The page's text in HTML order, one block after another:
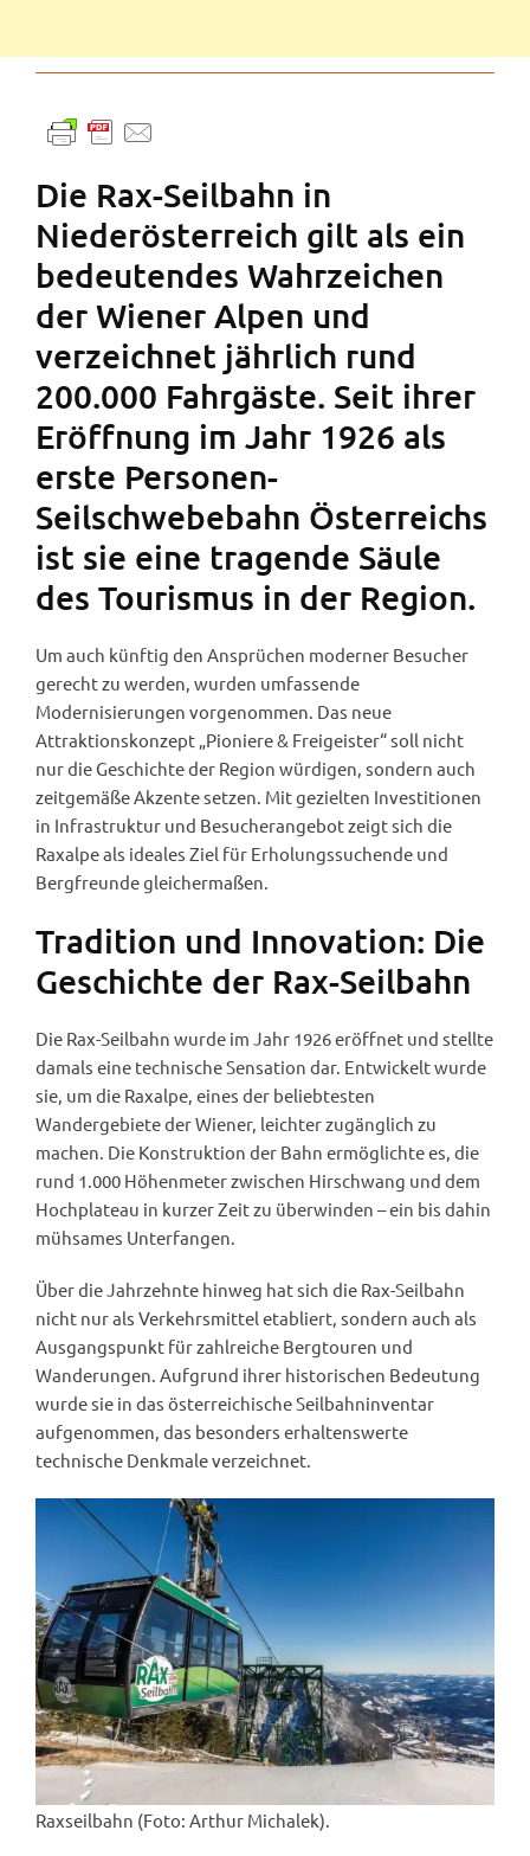
Die Rax-Seilbahn in
Niederösterreich gilt als ein
bedeutendes Wahrzeichen
der Wiener Alpen und
verzeichnet jährlich rund
200.000 Fahrgäste. Seit ihrer
Eröffnung im Jahr 1926 als
erste Personen-
Seilschwebebahn Österreichs
ist sie eine tragende Säule
des Tourismus in der Region.
Um auch künftig den Ansprüchen moderner Besucher
gerecht zu werden, wurden umfassende
Modernisierungen vorgenommen. Das neue
Attraktionskonzept „Pioniere & Freigeister“ soll nicht
nur die Geschichte der Region würdigen, sondern auch
zeitgemäße Akzente setzen. Mit gezielten Investitionen
in Infrastruktur und Besucherangebot zeigt sich die
Raxalpe als ideales Ziel für Erholungssuchende und
Bergfreunde gleichermaßen.
Tradition und Innovation: Die
Geschichte der Rax-Seilbahn
Die Rax-Seilbahn wurde im Jahr 1926 eröffnet und stellte
damals eine technische Sensation dar. Entwickelt wurde
sie, um die Raxalpe, eines der beliebtesten
Wandergebiete der Wiener, leichter zugänglich zu
machen. Die Konstruktion der Bahn ermöglichte es, die
rund 1.000 Höhenmeter zwischen Hirschwang und dem
Hochplateau in kurzer Zeit zu überwinden – ein bis dahin
mühsames Unterfangen.
Über die Jahrzehnte hinweg hat sich die Rax-Seilbahn
nicht nur als Verkehrsmittel etabliert, sondern auch als
Ausgangspunkt für zahlreiche Bergtouren und
Wanderungen. Aufgrund ihrer historischen Bedeutung
wurde sie in das österreichische Seilbahninventar
aufgenommen, das besonders erhaltenswerte
technische Denkmale verzeichnet.
Raxseilbahn (Foto: Arthur Michalek).